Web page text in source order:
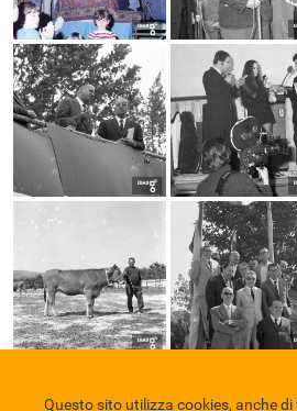
Questo sito utilizza cookies, anche